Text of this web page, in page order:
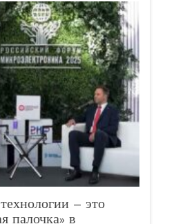
– это
палочка» в